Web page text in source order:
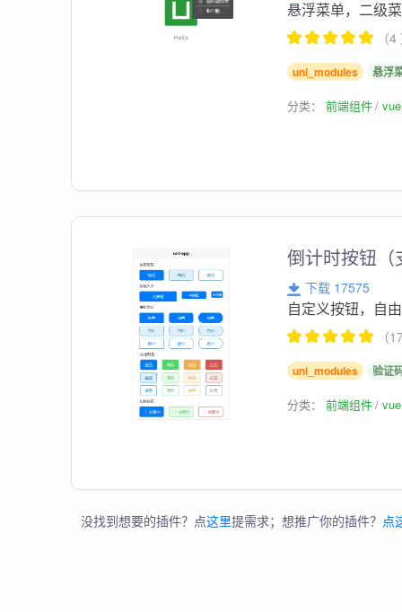
悬浮菜单，二级
（
uni_modules 悬浮
分类：前端组件
倒计时按钮（
下载 17575
自定义按钮，自
（
uni_modules 验证
分类：前端组件
没找到想要的插件？点这里提需求；想推广你的插件？ 点